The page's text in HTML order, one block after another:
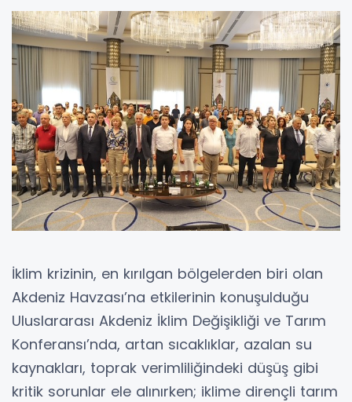
İklim krizinin, en kırılgan bölgelerden biri olan
Akdeniz Havzası’na etkilerinin konuşulduğu
Uluslararası Akdeniz İklim Değişikliği ve Tarım
Konferansı’nda, artan sıcaklıklar, azalan su
kaynakları, toprak verimliliğindeki düşüş gibi
kritik sorunlar ele alınırken; iklime dirençli tarım